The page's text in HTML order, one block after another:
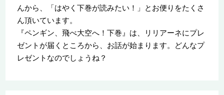
んから、「はやく下巻が読みたい！」とお便りをたくさ
ん頂いています。
『ペンギン、飛べ大空へ！下巻』は、リリアーネにプレ
ゼントが届くところから、お話が始まります。どんなプ
レゼントなのでしょうね？